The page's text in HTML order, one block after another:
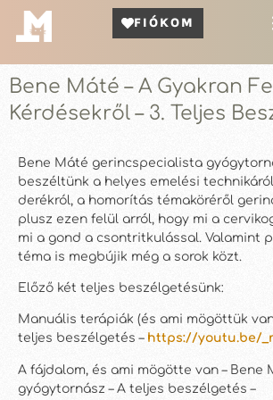
FIÓKOM
Bene Máté – A Gyakran
Kérdésekről – 3. Teljes
Bene Máté gerincspecialista
beszéltünk a helyes emelési
derékról, a homorítás témaköréről
plusz ezen felül arról, hogy mi a
mi a gond a csontritkulással. Valamint
téma is megbújik még a sorok közt.
Előző két teljes beszélgetésünk:
Manuális terápiák (és ami mögöttük
teljes beszélgetés – https://youtu.be/
A fájdalom, és ami mögötte van – Bene
gyógytornász – A teljes beszélgetés –